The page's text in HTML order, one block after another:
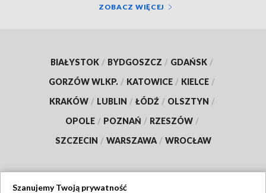
ZOBACZ WIĘCEJ
BIAŁYSTOK / BYDGOSZCZ / GDAŃSK /
GORZÓW WLKP. / KATOWICE / KIELCE /
KRAKÓW / LUBLIN / ŁÓDŹ / OLSZTYN /
OPOLE / POZNAŃ / RZESZÓW /
SZCZECIN / WARSZAWA / WROCŁAW
Szanujemy Twoją prywatność